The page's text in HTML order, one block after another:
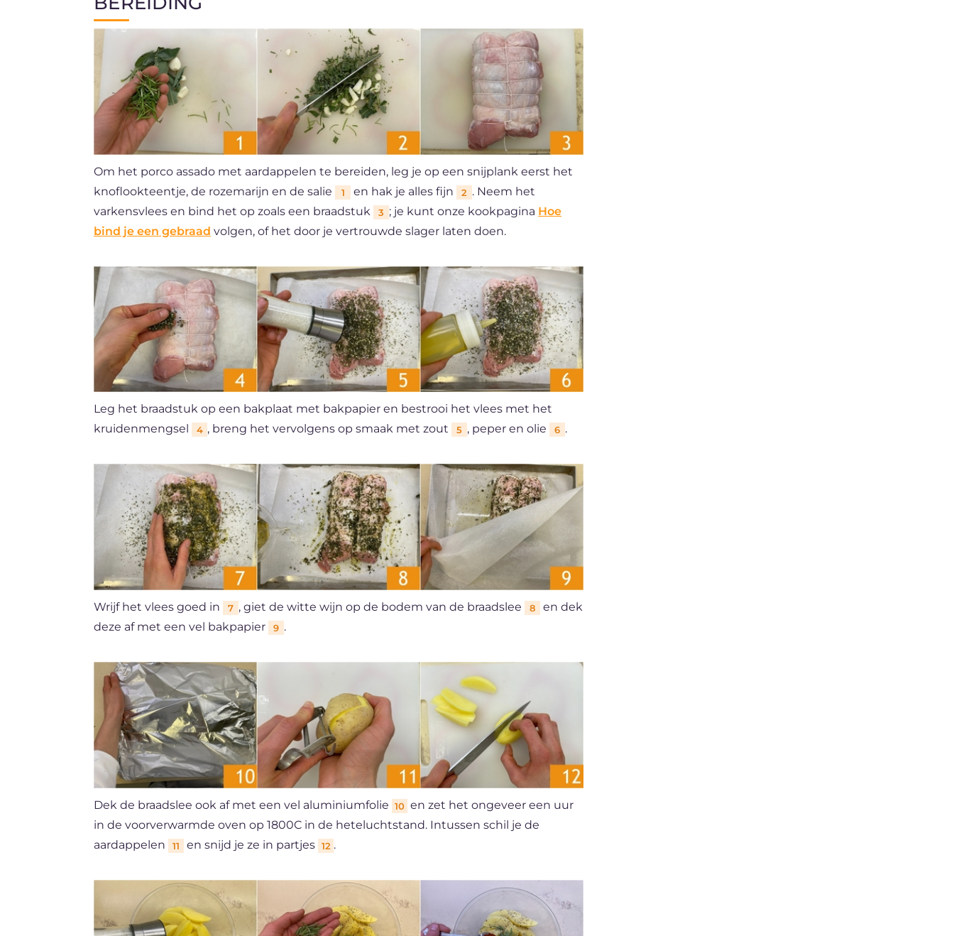
Om het porco assado met aardappelen te bereiden, leg je op een snijplank eerst het
knoflookteentje, de rozemarijn en de salie
1 en hak je alles fijn 2 . Neem het
varkensvlees en bind het op zoals een braadstuk
3 ; je kunt onze kookpagina Hoe
bind je een gebraad volgen, of het door je vertrouwde slager laten doen.
Leg het braadstuk op een bakplaat met bakpapier en bestrooi het vlees met het
kruidenmengsel
4 , breng het vervolgens op smaak met zout 5 , peper en olie 6 .
Wrijf het vlees goed in 7 , giet de witte wijn op de bodem van de braadslee 8
en dek
deze af met een vel bakpapier
9 .
Dek de braadslee ook af met een vel aluminiumfolie 10 en zet het ongeveer een uur
in de voorverwarmde oven op 1800C in de heteluchtstand. Intussen schil je de
aardappelen
11 en snijd je ze in partjes 12 .